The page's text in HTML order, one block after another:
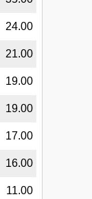
24.00
21.00
19.00
19.00
17.00
16.00
11.00